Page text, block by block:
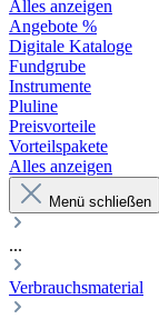
Alles anzeigen
Angebote %
Digitale Kataloge
Fundgrube
Instrumente
Pluline
Preisvorteile
Vorteilspakete
Alles anzeigen
Menü schließen
...
Verbrauchsmaterial